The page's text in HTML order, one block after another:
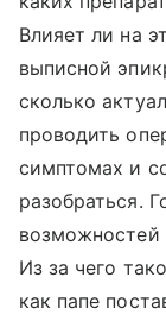
Влияет ли на
выписной
сколько
проводить
симптомах и
разобраться.
возможностей
Из за чего
как папе